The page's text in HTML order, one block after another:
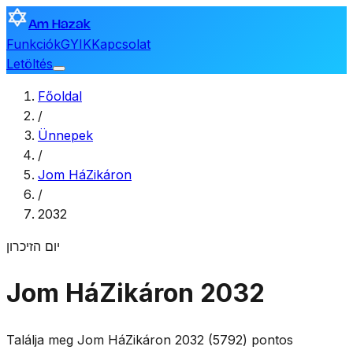
Am Hazak
FunkciókGYIKKapcsolat
Letöltés
Főoldal
/
Ünnepek
/
Jom HáZikáron
/
2032
יום הזיכרון
Jom HáZikáron 2032
Találja meg Jom HáZikáron 2032 (5792) pontos